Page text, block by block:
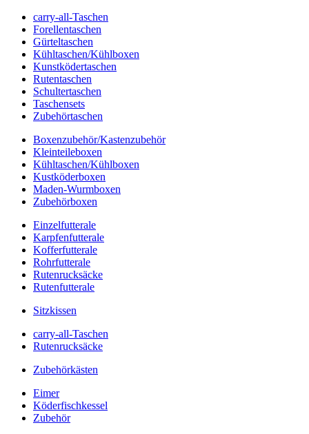
carry-all-Taschen
Forellentaschen
Gürteltaschen
Kühltaschen/Kühlboxen
Kunstködertaschen
Rutentaschen
Schultertaschen
Taschensets
Zubehörtaschen
Boxenzubehör/Kastenzubehör
Kleinteileboxen
Kühltaschen/Kühlboxen
Kustköderboxen
Maden-Wurmboxen
Zubehörboxen
Einzelfutterale
Karpfenfutterale
Kofferfutterale
Rohrfutterale
Rutenrucksäcke
Rutenfutterale
Sitzkissen
carry-all-Taschen
Rutenrucksäcke
Zubehörkästen
Eimer
Köderfischkessel
Zubehör